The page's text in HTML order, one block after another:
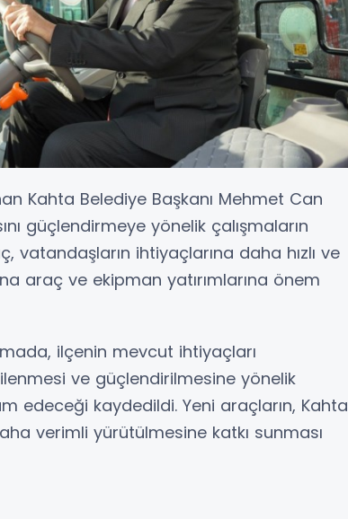
Kahta Belediye Başkanı Mehmet Can
güçlendirmeye yönelik çalışmaların
vatandaşların ihtiyaçlarına daha hızlı ve
araç ve ekipman yatırımlarına önem
ilçenin mevcut ihtiyaçları
ve güçlendirilmesine yönelik
edeceği kaydedildi. Yeni araçların, Kahta
verimli yürütülmesine katkı sunması